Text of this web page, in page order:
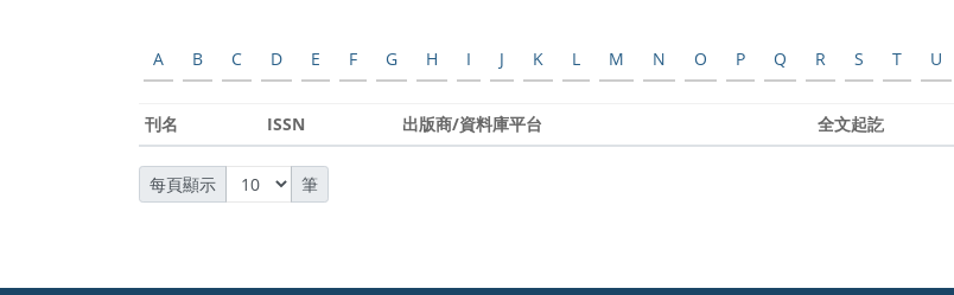
A B C D E F G H I J K L M N O P Q R S T U
刊名 ISSN 出版商/資料庫平台 全文起訖
每頁顯示 筆